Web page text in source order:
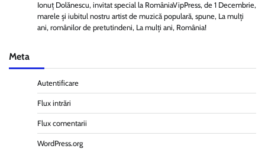
Ionuț Dolănescu, invitat special la RomâniaVipPress, de 1 Decembrie,
marele și iubitul nostru artist de muzică populară, spune, La mulți
ani, românilor de pretutindeni, La mulți ani, România!
Meta
Autentificare
Flux intrări
Flux comentarii
WordPress.org